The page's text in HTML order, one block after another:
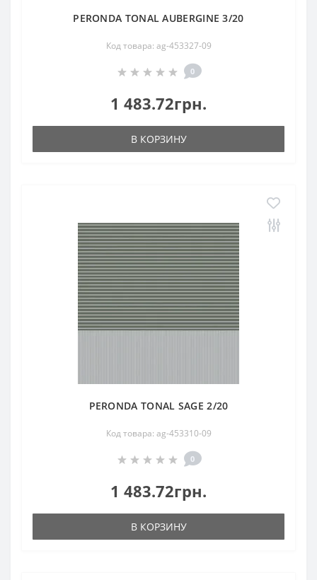
PERONDA TONAL AUBERGINE 3/20
Код товара: ag-453327-09
0
1 483.72грн.
В КОРЗИНУ
PERONDA TONAL SAGE 2/20
Код товара: ag-453310-09
0
1 483.72грн.
В КОРЗИНУ